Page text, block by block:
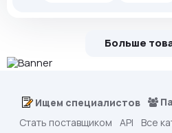
Больше
Ищем специалистов
Стать поставщиком
API Все